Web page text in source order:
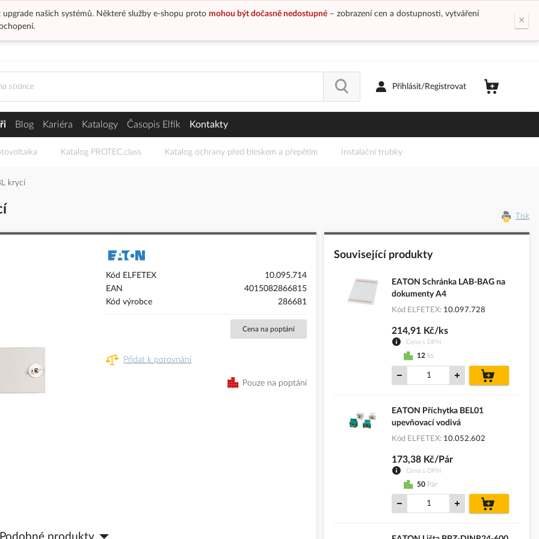
našich systémů. Některé služby e-shopu proto mohou být dočasně nedostupné– zobrazení cen a dostupnosti, vytváření
×
Přihlásit/Registrovat
Blog Kariéra Katalogy Časopis Elfík Kontakty
Katalog PROTEC.class Katalog ochrany před bleskem a přepětím Instalační trubky
krycí
Tisk
Kód ELFETEX
10.095.714
EAN
4015082866815
Kód výrobce
286681
Cena na poptání
Přidat k porovnání
Pouze na poptání
Související produkty
EATON Schránka LAB-BAG na
dokumenty A4
Kód ELFETEX 10.097.728
Cena s DPH
214,91 Kč/ks
12 ks
košíku
EATON Příchytka BEL01
upevňovací vodivá
Kód ELFETEX 10.052.602
Cena s DPH
173,38 Kč/Pár
50 Pár
košíku